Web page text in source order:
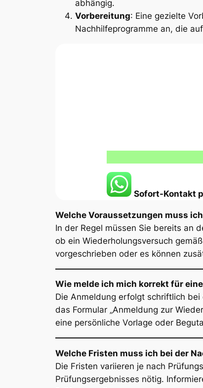
abhängig.
Vorbereitung: Eine gezielte
Nachhilfeprogramme an, die
Sofort-Kontakt
Welche Voraussetzungen muss
In der Regel müssen Sie bereits an
ob ein Wiederholungsversuch
vorgeschrieben oder es können
Wie melde ich mich korrekt für
Die Anmeldung erfolgt schriftlich
das Formular „Anmeldung zur
eine persönliche Vorlage oder
Welche Fristen muss ich bei der
Die Fristen variieren je nach
Prüfungsergebnisses nötig.